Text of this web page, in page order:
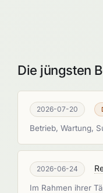
Die jüngsten
2026-07-20
Betrieb, Wartung,
2026-06-24
Im Rahmen ihrer